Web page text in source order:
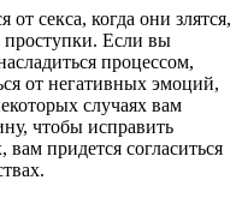
секса, когда они злятся,
проступки. Если вы
процессом,
от негативных эмоций,
случаях вам
чтобы исправить
придется согласиться